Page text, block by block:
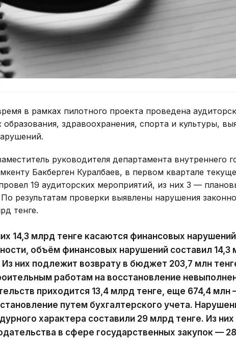
в рамках пилотного проекта проведена
образования, здравоохранения, спорта и культуры,
руководителя департамента внутреннего
Бакберген Куралбаев, в первом квартале
19 аудиторских мероприятий, из них 3 —
результатам проверки выявлены нарушения
тенге.
14,3 млрд тенге касаются финансовых
объём финансовых нарушений составил 14,3
Из них подлежит возврату в бюджет 203,7 млн
работам на восстановление
приходится 13,4 млрд тенге, еще 674,4 млн
путем бухгалтерского учета.
характера составили 29 млрд тенге. Из
в сфере государственных закупок —